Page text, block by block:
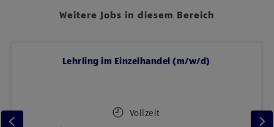
Weitere Jobs in diesem Bereich
Lehrling im Einzelhandel (m/w/d)
Vollzeit